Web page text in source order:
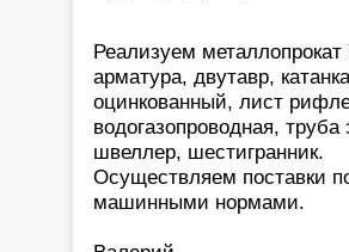
Реализуем
арматура, двутавр,
оцинкованный, лист
водогазопроводная,
швеллер, шестигранник.
Осуществляем поставки
машинными нормами.